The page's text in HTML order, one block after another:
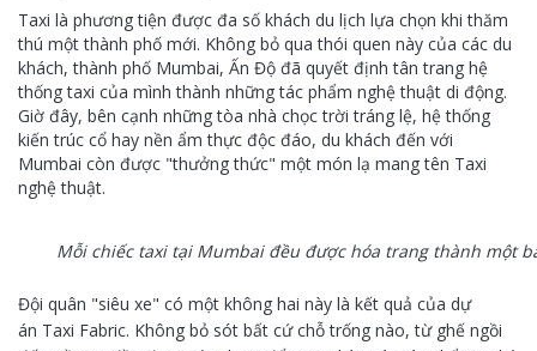
Taxi là phương tiện được đa số khách du lịch lựa chọn khi thăm
thú một thành phố mới. Không bỏ qua thói quen này của các du
khách, thành phố Mumbai, Ấn Độ đã quyết định tân trang hệ
thống taxi của mình thành những tác phẩm nghệ thuật di động.
Giờ đây, bên cạnh những tòa nhà chọc trời tráng lệ, hệ thống
kiến trúc cổ hay nền ẩm thực độc đáo, du khách đến với
Mumbai còn được "thưởng thức" một món lạ mang tên Taxi
nghệ thuật.
Mỗi chiếc taxi tại Mumbai đều được hóa trang thành một
Đội quân "siêu xe" có một không hai này là kết quả của dự
án Taxi Fabric. Không bỏ sót bất cứ chỗ trống nào, từ ghế ngồi